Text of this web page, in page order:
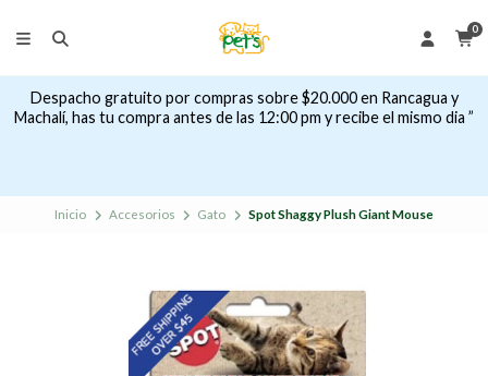
0
Despacho gratuito por compras sobre $20.000 en Rancagua y
Machalí, has tu compra antes de las 12:00 pm y recibe el mismo dia ”
Inicio Accesorios Gato Spot Shaggy Plush Giant Mouse